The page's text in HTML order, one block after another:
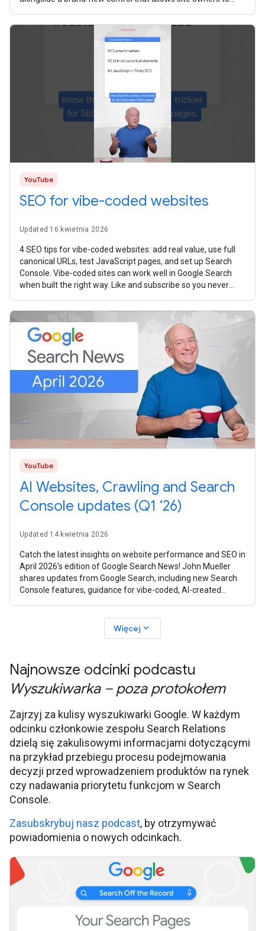
YouTube
SEO for vibe-coded websites
Updated 16 kwietnia 2026
4 SEO tips for vibe-coded websites: add real value, use full
canonical URLs, test JavaScript pages, and set up Search
Console. Vibe-coded sites can work well in Google Search
when built the right way. Like and subscribe so you never
YouTube
AI Websites, Crawling and Search
Console updates (Q1 ‘26)
Updated 14 kwietnia 2026
Catch the latest insights on website performance and SEO in
April 2026’s edition of Google Search News! John Mueller
shares updates from Google Search, including new Search
Console features, guidance for vibe-coded, AI-created
Więcej expand_more
Najnowsze odcinki podcastu
Wyszukiwarka – poza protokołem
Zajrzyj za kulisy wyszukiwarki Google. W każdym
odcinku członkowie zespołu Search Relations
dzielą się zakulisowymi informacjami dotyczącymi
na przykład przebiegu procesu podejmowania
decyzji przed wprowadzeniem produktów na rynek
czy nadawania priorytetu funkcjom w Search
Console.
Zasubskrybuj nasz podcast, by otrzymywać
powiadomienia o nowych odcinkach.